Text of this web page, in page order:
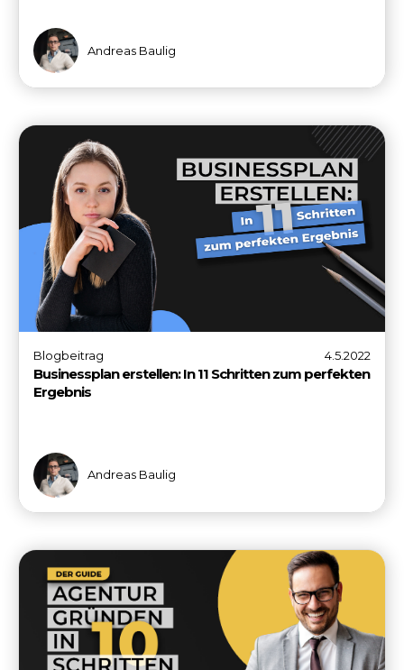
Andreas Baulig
Blogbeitrag 4.5.2022
Businessplan erstellen: In 11 Schritten zum perfekten
Ergebnis
Andreas Baulig